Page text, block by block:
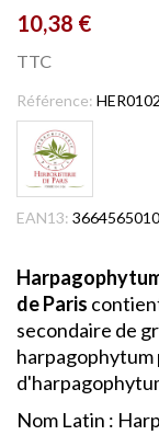
10,38 €
TTC
Référence:
EAN13:
de Paris
secondaire de
Nom Latin :